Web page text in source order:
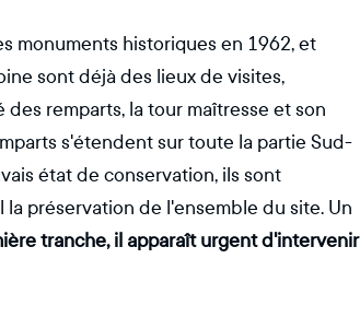
monuments historiques en 1962, et
sont déjà des lieux de visites,
remparts, la tour maîtresse et son
s'étendent sur toute la partie Sud-
état de conservation, ils sont
préservation de l'ensemble du site. Un
tranche, il apparaît urgent d'intervenir